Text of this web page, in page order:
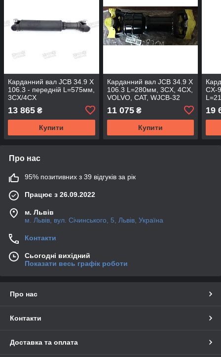
Карданний вал JCB 34.9 X
106.3 - передній L=575мм,
3CX/4CX
POWERSHIFT/AUTOSHIFT,
WJCB-07 (DSP)
13 865 ₴
Купити
Карданний вал JCB 34.9 X
106.3 L=280мм, 3CX, 4CX,
VOLVO, CAT, WJCB-32
11 075₴
Купити
CX-
19
Про нас
95% позитивних з 39 відгуків за рік
Працює з 26.09.2022
м. Львів
м. Львів, вул. Січинського, 5, Львів, Україна
Контакти
Сьогодні вихідний
Показати весь графік роботи
Про нас
Контакти
Доставка та оплата